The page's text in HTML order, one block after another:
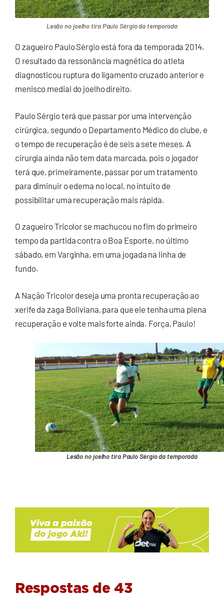
Lesão no joelho tira Paulo Sérgio da temporada
O zagueiro Paulo Sérgio está fora da temporada 2014.
O resultado da ressonância magnética do atleta
diagnosticou ruptura do ligamento cruzado anterior e
menisco medial do joelho direito.
Paulo Sérgio terá que passar por uma intervenção
cirúrgica, segundo o Departamento Médico do clube, e
o tempo de recuperação é de seis a sete meses. A
cirurgia ainda não tem data marcada, pois o jogador
terá que, primeiramente, passar por um tratamento
para diminuir o edema no local, no intuito de
possibilitar uma recuperação mais rápida.
O zagueiro Tricolor se machucou no fim do primeiro
tempo da partida contra o Boa Esporte, no último
sábado, em Varginha, em uma jogada na linha de
fundo.
A Nação Tricolor deseja uma pronta recuperação ao
xerife da zaga Boliviana, para que ele tenha uma plena
recuperação e volte mais forte ainda. Força, Paulo!
Lesão no joelho tira Paulo Sérgio da temporada
Respostas de 43